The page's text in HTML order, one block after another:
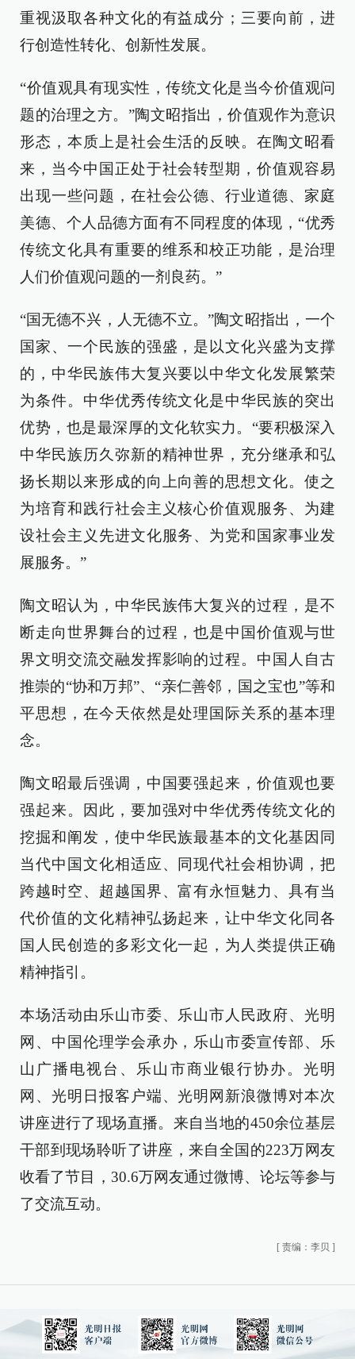
重视汲取各种文化的有益成分；三要向前，进
行创造性转化、创新性发展。
“价值观具有现实性，传统文化是当今价值观问
题的治理之方。”陶文昭指出，价值观作为意识
形态，本质上是社会生活的反映。在陶文昭看
来，当今中国正处于社会转型期，价值观容易
出现一些问题，在社会公德、行业道德、家庭
美德、个人品德方面有不同程度的体现，“优秀
传统文化具有重要的维系和校正功能，是治理
人们价值观问题的一剂良药。”
“国无德不兴，人无德不立。”陶文昭指出，一个
国家、一个民族的强盛，是以文化兴盛为支撑
的，中华民族伟大复兴要以中华文化发展繁荣
为条件。中华优秀传统文化是中华民族的突出
优势，也是最深厚的文化软实力。“要积极深入
中华民族历久弥新的精神世界，充分继承和弘
扬长期以来形成的向上向善的思想文化。使之
为培育和践行社会主义核心价值观服务、为建
设社会主义先进文化服务、为党和国家事业发
展服务。”
陶文昭认为，中华民族伟大复兴的过程，是不
断走向世界舞台的过程，也是中国价值观与世
界文明交流交融发挥影响的过程。中国人自古
推崇的“协和万邦”、“亲仁善邻，国之宝也”等和
平思想，在今天依然是处理国际关系的基本理
念。
陶文昭最后强调，中国要强起来，价值观也要
强起来。因此，要加强对中华优秀传统文化的
挖掘和阐发，使中华民族最基本的文化基因同
当代中国文化相适应、同现代社会相协调，把
跨越时空、超越国界、富有永恒魅力、具有当
代价值的文化精神弘扬起来，让中华文化同各
国人民创造的多彩文化一起，为人类提供正确
精神指引。
本场活动由乐山市委、乐山市人民政府、光明
网、中国伦理学会承办，乐山市委宣传部、乐
山广播电视台、乐山市商业银行协办。光明
网、光明日报客户端、光明网新浪微博对本次
讲座进行了现场直播。来自当地的450余位基层
干部到现场聆听了讲座，来自全国的223万网友
收看了节目，30.6万网友通过微博、论坛等参与
了交流互动。
[ 责编：李贝 ]